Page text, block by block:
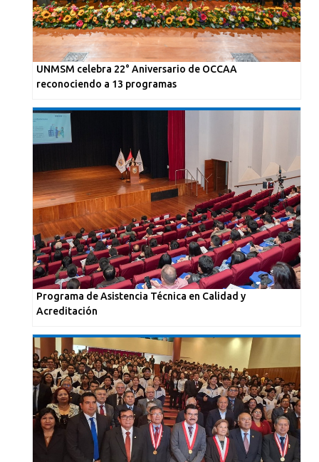
UNMSM celebra 22° Aniversario de OCCAA
reconociendo a 13 programas
Programa de Asistencia Técnica en Calidad y
Acreditación